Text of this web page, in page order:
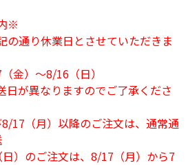
※
の通り休業日とさせていただきま
金）～8/16（日）
日が異なりますのでご了承くださ
17（月）以降のご注文は、通常通
）のご注文は、8/17（月）から7